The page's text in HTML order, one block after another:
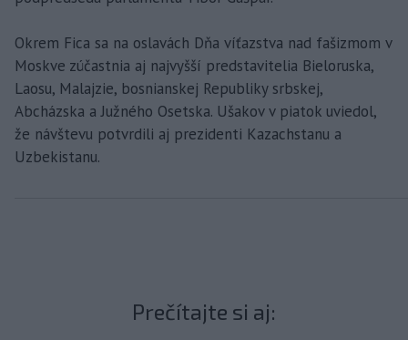
Okrem Fica sa na oslavách Dňa víťazstva nad fašizmom v
Moskve zúčastnia aj najvyšší predstavitelia Bieloruska,
Laosu, Malajzie, bosnianskej Republiky srbskej,
Abcházska a Južného Osetska. Ušakov v piatok uviedol,
že návštevu potvrdili aj prezidenti Kazachstanu a
Uzbekistanu.
Prečítajte si aj: